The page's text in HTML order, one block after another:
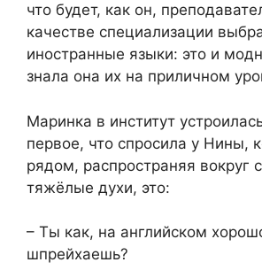
что будет, как он,
качестве специализации
иностранные языки: это и
знала она их на приличном
Маринка в институт
первое, что спросила у Нины,
рядом, распространяя вокруг
тяжёлые духи, это:
– Ты как, на английском
шпрейхаешь?